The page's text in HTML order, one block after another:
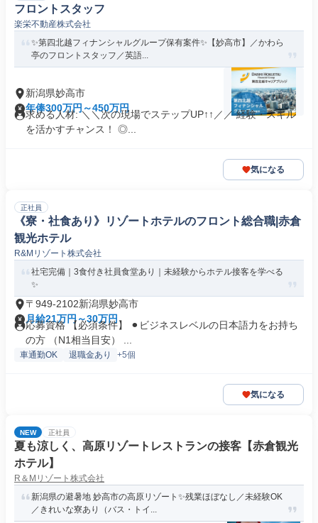
フロントスタッフ
楽栄不動産株式会社
✨️第四北越フィナンシャルグループ保有案件✨️【妙高市】／かわら
亭のフロントスタッフ／英語...
新潟県妙高市
年俸300万円～450万円
求める人材: ＼＼次の現場でステップUP↑↑／／ 経験・スキル
を活かすチャンス！ ◎...
気になる
正社員
《寮・社食あり》リゾートホテルのフロント総合職|赤倉
観光ホテル
R&Mリゾート株式会社
社宅完備｜3食付き社員食堂あり｜未経験からホテル接客を学べる
✨
〒949-2102新潟県妙高市
月給21万円～30万円
応募資格 【必須条件】 ⚫︎ビジネスレベルの日本語力をお持ち
の方 （N1相当目安） ...
車通勤OK 退職金あり +5個
気になる
NEW 正社員
夏も涼しく、高原リゾートレストランの接客【赤倉観光
ホテル】
R＆Mリゾート株式会社
新潟県の避暑地 妙高市の高原リゾート✨残業ほぼなし／未経験OK
／きれいな寮あり（バス・トイ...